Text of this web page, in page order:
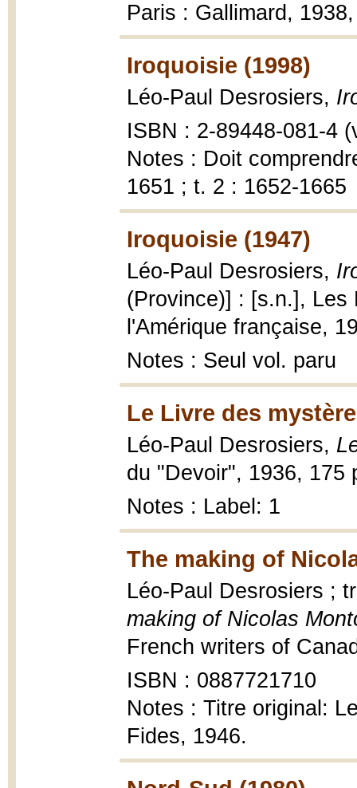
Paris : Gallimard,
Iroquoisie (1998)
Léo-Paul Desrosiers,
ISBN : 2-89448-081-4
Notes : Doit
1651 ; t. 2 : 1652-1665
Iroquoisie (1947)
Léo-Paul Desrosiers,
(Province)] : [s.n.], Les
l'Amérique française,
Notes : Seul vol. paru
Le Livre des
Léo-Paul Desrosiers,
du "Devoir", 1936, 175
Notes : Label: 1
The making of
Léo-Paul Desrosiers ;
making of Nicolas
French writers of
ISBN : 0887721710
Notes : Titre original:
Fides, 1946.